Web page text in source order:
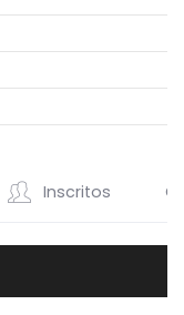
Inscritos